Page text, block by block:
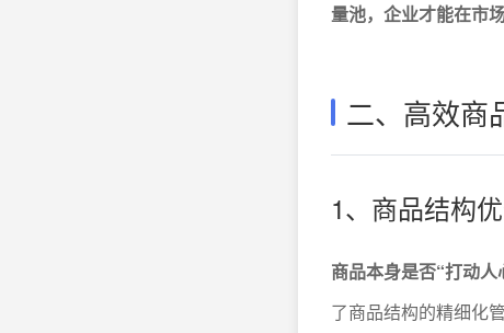
量池，企业才能在市
二、高效商
1、商品结构
商品本身是否“打动人
了商品结构的精细化